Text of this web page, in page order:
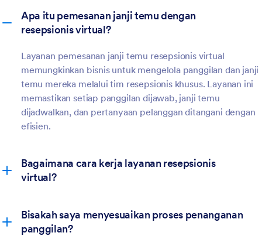
Apa itu pemesanan janji temu dengan
resepsionis virtual?
Layanan pemesanan janji temu resepsionis virtual
memungkinkan bisnis untuk mengelola panggilan dan janji
temu mereka melalui tim resepsionis khusus. Layanan ini
memastikan setiap panggilan dijawab, janji temu
dijadwalkan, dan pertanyaan pelanggan ditangani dengan
efisien.
Bagaimana cara kerja layanan resepsionis
virtual?
Bisakah saya menyesuaikan proses penanganan
panggilan?